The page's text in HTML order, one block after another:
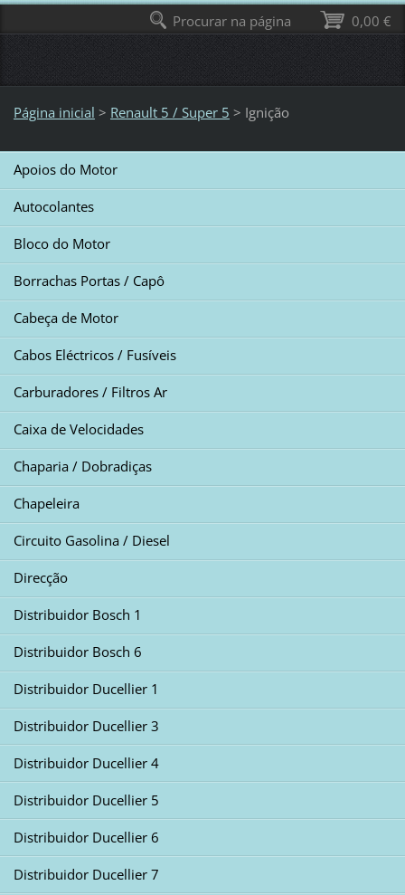
Página inicial > Renault 5 / Super 5 > Ignição
Apoios do Motor
Autocolantes
Bloco do Motor
Borrachas Portas / Capô
Cabeça de Motor
Cabos Eléctricos / Fusíveis
Carburadores / Filtros Ar
Caixa de Velocidades
Chaparia / Dobradiças
Chapeleira
Circuito Gasolina / Diesel
Direcção
Distribuidor Bosch 1
Distribuidor Bosch 6
Distribuidor Ducellier 1
Distribuidor Ducellier 3
Distribuidor Ducellier 4
Distribuidor Ducellier 5
Distribuidor Ducellier 6
Distribuidor Ducellier 7
0,00 €
Procurar na página